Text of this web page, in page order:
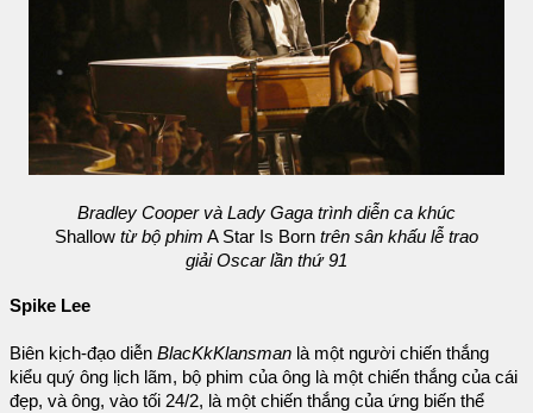
Bradley Cooper và Lady Gaga trình diễn ca khúc
Shallow từ bộ phim A Star Is Born trên sân khấu lễ trao
giải Oscar lần thứ 91
Spike Lee
Biên kịch-đạo diễn BlacKkKlansman là một người chiến thắng
kiểu quý ông lịch lãm, bộ phim của ông là một chiến thắng của cái
đẹp, và ông, vào tối 24/2, là một chiến thắng của ứng biến thể